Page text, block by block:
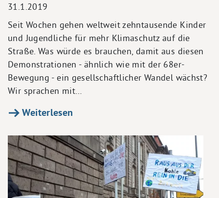
31.1.2019
Seit Wochen gehen weltweit zehntausende Kinder
und Jugendliche für mehr Klimaschutz auf die
Straße. Was würde es brauchen, damit aus diesen
Demonstrationen - ähnlich wie mit der 68er-
Bewegung - ein gesellschaftlicher Wandel wächst?
Wir sprachen mit…
Weiterlesen